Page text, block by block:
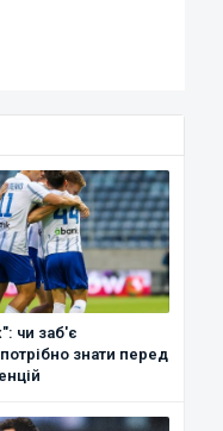
чи заб'є
знати перед